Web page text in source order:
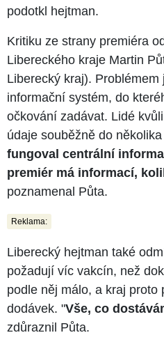
podotkl hejtman.
Kritiku ze strany premiéra
Libereckého kraje Martin
Liberecký kraj).
informační systém, do
očkování zadávat. Lidé
údaje souběžně do
fungoval centrální
premiér má informací,
poznamenal Půta.
Reklama:
Liberecký hejtman také
požadují víc vakcín, než
podle něj málo, a kraj proto
dodávek. "Vše, co
zdůraznil Půta.